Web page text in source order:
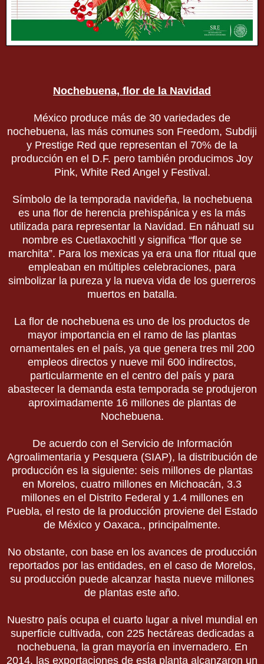
Nochebuena, flor de la Navidad
México produce más de 30 variedades de
nochebuena, las más comunes son Freedom, Subdiji
y Prestige Red que representan el 70% de la
producción en el D.F. pero también producimos Joy
Pink, White Red Angel y Festival.
Símbolo de la temporada navideña, la nochebuena
es una flor de herencia prehispánica y es la más
utilizada para representar la Navidad. En náhuatl su
nombre es Cuetlaxochitl y significa “flor que se
marchita”. Para los mexicas ya era una flor ritual que
empleaban en múltiples celebraciones, para
simbolizar la pureza y la nueva vida de los guerreros
muertos en batalla.
La flor de nochebuena es uno de los productos de
mayor importancia en el ramo de las plantas
ornamentales en el país, ya que genera tres mil 200
empleos directos y nueve mil 600 indirectos,
particularmente en el centro del país y para
abastecer la demanda esta temporada se produjeron
aproximadamente 16 millones de plantas de
Nochebuena.
De acuerdo con el Servicio de Información
Agroalimentaria y Pesquera (SIAP), la distribución de
producción es la siguiente: seis millones de plantas
en Morelos, cuatro millones en Michoacán, 3.3
millones en el Distrito Federal y 1.4 millones en
Puebla, el resto de la producción proviene del Estado
de México y Oaxaca., principalmente.
No obstante, con base en los avances de producción
reportados por las entidades, en el caso de Morelos,
su producción puede alcanzar hasta nueve millones
de plantas este año.
Nuestro país ocupa el cuarto lugar a nivel mundial en
superficie cultivada, con 225 hectáreas dedicadas a
nochebuena, la gran mayoría en invernadero. En
2014, las exportaciones de esta planta alcanzaron un